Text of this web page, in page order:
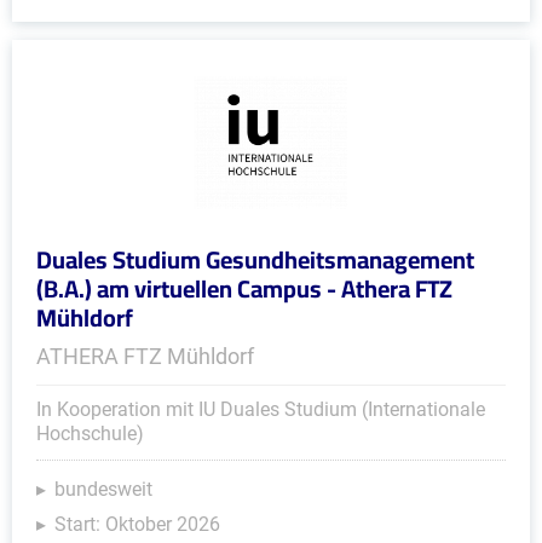
Duales Studium Gesundheitsmanagement
(B.A.) am virtuellen Campus - Athera FTZ
Mühldorf
ATHERA FTZ Mühldorf
In Kooperation mit IU Duales Studium (Internationale
Hochschule)
bundesweit
Start: Oktober 2026